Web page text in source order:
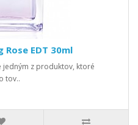
EDT 30ml
jedným z produktov, ktoré
tov..